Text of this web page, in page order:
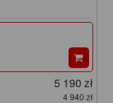
5 190 zł
4 940 zł